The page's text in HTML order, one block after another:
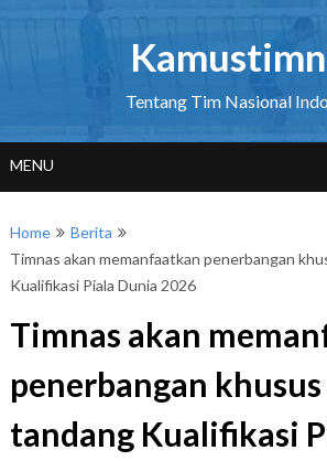
Tentang Tim Nasional
MENU
Home
Berita
Timnas akan memanfaatkan penerbangan
Kualifikasi Piala Dunia 2026
Timnas akan
penerbangan khusus
tandang Kualifikasi